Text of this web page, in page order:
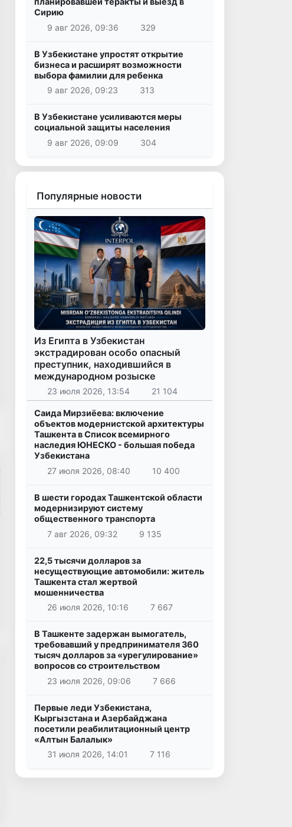
Сирию
9 авг 2026, 09:36
329
В Узбекистане упростят открытие
бизнеса и расширят возможности
выбора фамилии для ребенка
9 авг 2026, 09:23
313
В Узбекистане усиливаются меры
социальной защиты населения
9 авг 2026, 09:09
304
Популярные новости
Из Египта в Узбекистан
экстрадирован особо опасный
преступник, находившийся в
международном розыске
23 июля 2026, 13:54 21 104
Саида Мирзиёева: включение
объектов модернистской архитектуры
Ташкента в Список всемирного
наследия ЮНЕСКО - большая победа
Узбекистана
27 июля 2026, 08:40
10 400
В шести городах Ташкентской области
модернизируют систему
общественного транспорта
7 авг 2026, 09:32
9 135
22,5 тысячи долларов за
несуществующие автомобили: житель
Ташкента стал жертвой
мошенничества
26 июля 2026, 10:16
7 667
В Ташкенте задержан вымогатель,
требовавший у предпринимателя 360
тысяч долларов за «урегулирование»
вопросов со строительством
23 июля 2026, 09:06
7 666
Первые леди Узбекистана,
Кыргызстана и Азербайджана
посетили реабилитационный центр
«Алтын Балалык»
31 июля 2026, 14:01
7 116